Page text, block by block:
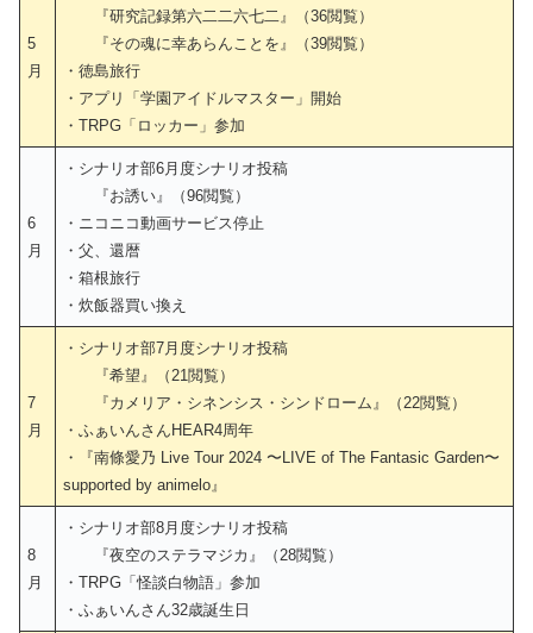
5
月
『研究記録第六二二六七二』（36閲覧）
『その魂に幸あらんことを』（39閲覧）
・徳島旅行
・アプリ「学園アイドルマスター」開始
・TRPG「ロッカー」参加
6
月
・シナリオ部6月度シナリオ投稿
『お誘い』（96閲覧）
・ニコニコ動画サービス停止
・父、還暦
・箱根旅行
・炊飯器買い換え
7
月
・シナリオ部7月度シナリオ投稿
『希望』（21閲覧）
『カメリア・シネンシス・シンドローム』（22閲覧）
・ふぁいんさんHEAR4周年
・『南條愛乃 Live Tour 2024 〜LIVE of The Fantasic Garden〜
supported by animelo』
8
月
・シナリオ部8月度シナリオ投稿
『夜空のステラマジカ』（28閲覧）
・TRPG「怪談白物語」参加
・ふぁいんさん32歳誕生日